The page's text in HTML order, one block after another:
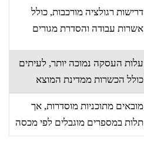
דרישות רגולציה מורכבות, כולל
אשרות עבודה והסדרת מגורים
עלות העסקה נמוכה יותר, לעיתים
כולל הכשרות ממדינת המוצא
מובאים מתוכניות מוסדרות, אך
תלות במספרים מוגבלים לפי מכסה